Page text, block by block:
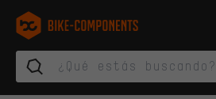
Saltar a la navegación principal
Saltar a la navegación de categorías
Saltar al contenido
Saltar a marcas y al boletín
Saltar al pie de página
bike-components.de Página de inicio